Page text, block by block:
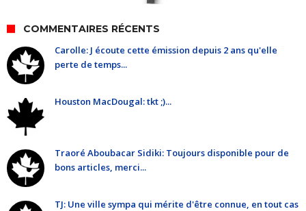
COMMENTAIRES RÉCENTS
Carolle: J écoute cette émission depuis 2 ans qu'elle
perte de temps...
Houston MacDougal: tkt ;)...
Traoré Aboubacar Sidiki: Toujours disponible pour de
bons articles, merci...
TJ: Une ville sympa qui mérite d'être connue, en tout cas